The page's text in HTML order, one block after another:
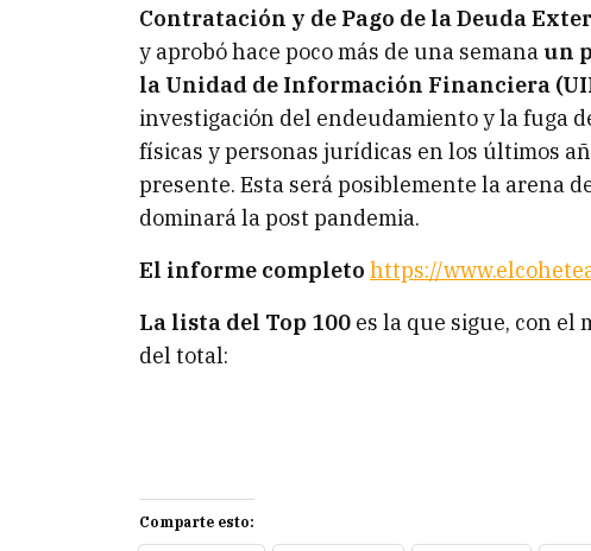
Contratación y de Pago de la Deuda
y aprobó hace poco más de una semanaun
la Unidad de Información Financiera
investigación del endeudamiento y la fuga
físicas y personas jurídicas en los últimos
presente. Esta será posiblemente la arena
dominará la post pandemia.
El informe completo https://
La lista del Top 100 es la que sigue, con el
del total:
Comparte esto: